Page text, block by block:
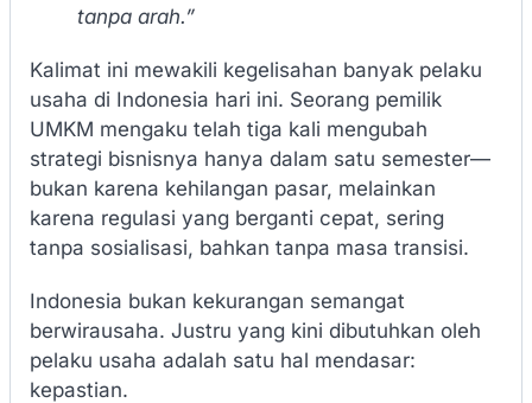
tanpa arah.”
Kalimat ini mewakili kegelisahan banyak pelaku
usaha di Indonesia hari ini. Seorang pemilik
UMKM mengaku telah tiga kali mengubah
strategi bisnisnya hanya dalam satu semester—
bukan karena kehilangan pasar, melainkan
karena regulasi yang berganti cepat, sering
tanpa sosialisasi, bahkan tanpa masa transisi.
Indonesia bukan kekurangan semangat
berwirausaha. Justru yang kini dibutuhkan oleh
pelaku usaha adalah satu hal mendasar:
kepastian.